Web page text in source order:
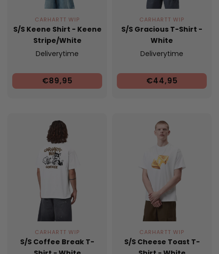
CARHARTT WIP
S/S Keene Shirt - Keene
Stripe/White
Deliverytime
€89,95
CARHARTT WIP
S/S Gracious T-Shirt -
White
Deliverytime
€44,95
CARHARTT WIP
S/S Coffee Break T-
CARHARTT WIP
S/S Cheese Toast T-